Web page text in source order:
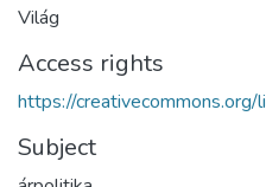
Világ
Access rights
https://
Subject